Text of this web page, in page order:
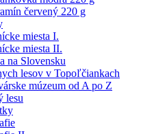
červený 220 g
miesta I.
miesta II.
na Slovensku
lesov v Topoľčiankach
múzeum od A po Z
lesu